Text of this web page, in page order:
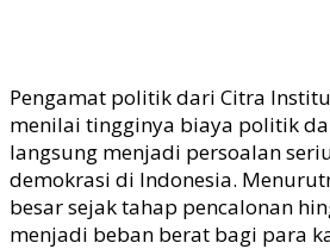
Pengamat politik dari Citra
menilai tingginya biaya politik
langsung menjadi persoalan
demokrasi di Indonesia.
besar sejak tahap pencalonan
menjadi beban berat bagi para